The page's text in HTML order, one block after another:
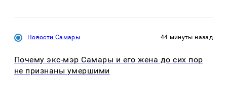
Новости Самары 44 минуты назад
Почему экс-мэр Самары и его жена до сих пор
не признаны умершими